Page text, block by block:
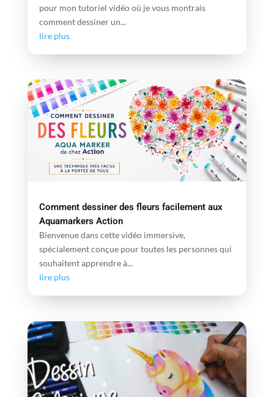
pour mon tutoriel vidéo où je vous montrais
comment dessiner un...
lire plus
Comment dessiner des fleurs facilement aux
Aquamarkers Action
Bienvenue dans cette vidéo immersive,
spécialement conçue pour toutes les personnes qui
souhaitent apprendre à...
lire plus